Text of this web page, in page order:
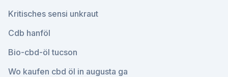
Kritisches sensi unkraut
Cdb hanföl
Bio-cbd-öl tucson
Wo kaufen cbd öl in augusta ga